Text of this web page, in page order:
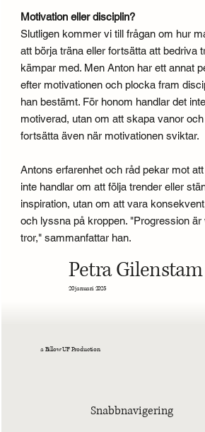
Motivation eller disciplin?
Slutligen kommer vi till frågan om hur
att börja träna eller fortsätta att bedriva
kämpar med. Men Anton har ett annat
efter motivationen och plocka fram
han bestämt. För honom handlar det
motiverad, utan om att skapa vanor
fortsätta även när motivationen sviktar.
Antons erfarenhet och råd pekar mot
inte handlar om att följa trender eller
inspiration, utan om att vara
och lyssna på kroppen. "Progression är
tror," sammanfattar han.
Petra Gilenstam
20 januari 2025
Snabbnavigering
a Billow UF Production